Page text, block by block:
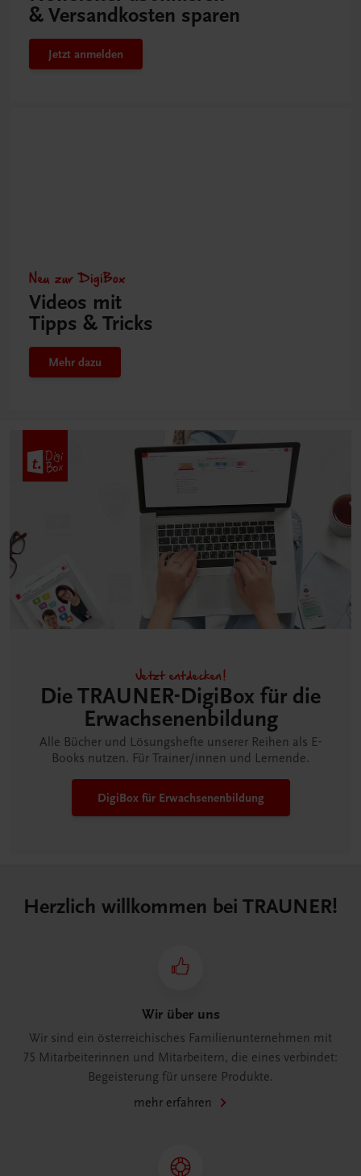
& Versandkosten sparen
Jetzt anmelden
Neu zur DigiBox
Videos mit
Tipps & Tricks
Mehr dazu
Jetzt entdecken!
Die TRAUNER-DigiBox für die
Erwachsenen­bildung
Alle Bücher und Lösungshefte unserer Reihen als E-
Books nutzen. Für Trainer/innen und Lernende.
DigiBox für Erwachsenen­bildung
Herzlich willkommen bei TRAUNER!
Wir über uns
Wir sind ein österreichisches Familienunternehmen mit
75 Mitarbeiterinnen und Mitarbeitern, die eines verbindet:
Begeisterung für unsere Produkte.
mehr erfahren